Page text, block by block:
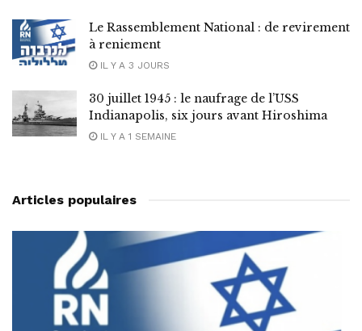
Le Rassemblement National : de revirement
à reniement
IL Y A 3 JOURS
30 juillet 1945 : le naufrage de l’USS
Indianapolis, six jours avant Hiroshima
IL Y A 1 SEMAINE
Articles populaires